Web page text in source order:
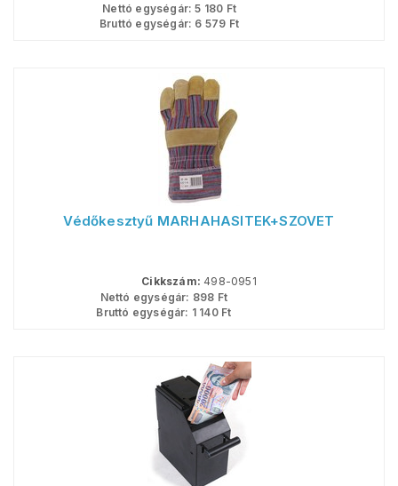
Nettó egységár: 5 180 Ft
Bruttó egységár: 6 579 Ft
Védőkesztyű MARHAHASÍTÉK+SZÖVET
Cikkszám: 498-0951
Nettó egységár: 898 Ft
Bruttó egységár: 1 140Ft